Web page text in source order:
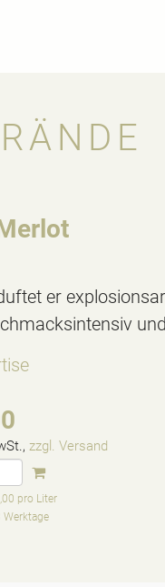
er
zzgl. Versand
pro Liter
Werktage